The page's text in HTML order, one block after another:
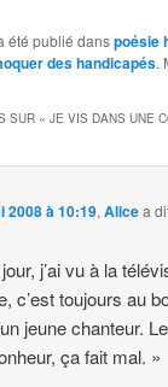
été publié danspoésie
des handicapés.
SUR « JE VIS DANS UNE
2008 à 10:19,Alicea
jour, j’ai vu à la
c’est toujours au
jeune chanteur.
ça fait mal. »